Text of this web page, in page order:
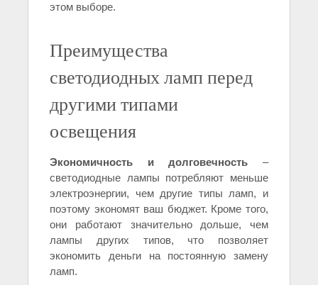
этом выборе.
Преимущества
светодиодных ламп перед
другими типами
освещения
Экономичность и долговечность –
светодиодные лампы потребляют меньше
электроэнергии, чем другие типы ламп, и
поэтому экономят ваш бюджет. Кроме того,
они работают значительно дольше, чем
лампы других типов, что позволяет
экономить деньги на постоянную замену
ламп.